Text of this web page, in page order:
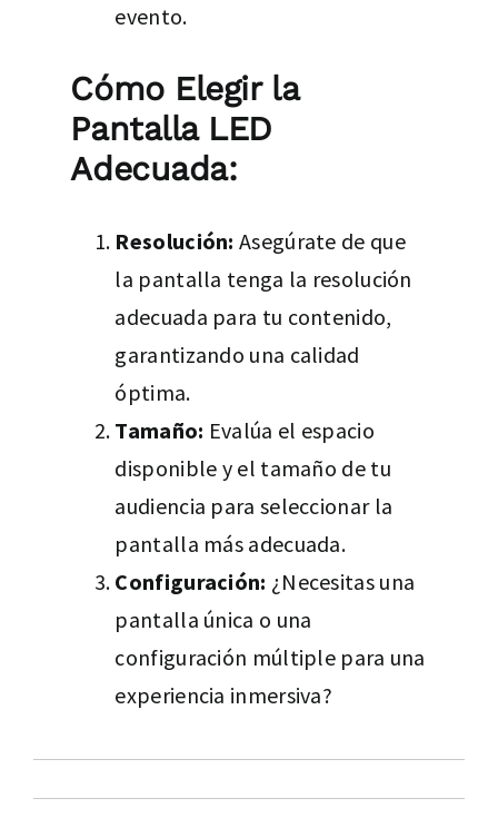
evento.
Cómo Elegir la
Pantalla LED
Adecuada:
Resolución: Asegúrate de que
la pantalla tenga la resolución
adecuada para tu contenido,
garantizando una calidad
óptima.
Tamaño: Evalúa el espacio
disponible y el tamaño de tu
audiencia para seleccionar la
pantalla más adecuada.
Configuración: ¿Necesitas una
pantalla única o una
configuración múltiple para una
experiencia inmersiva?